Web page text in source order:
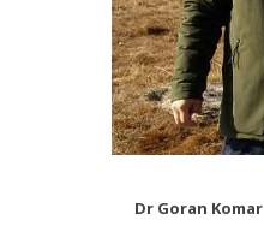
Dr Goran Komar